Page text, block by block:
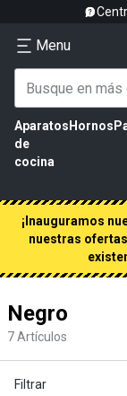
Menu
Aparatos
de
cocina
Hornos
¡Inauguramos
nuestras
Negro
7Artículos
Filtrar